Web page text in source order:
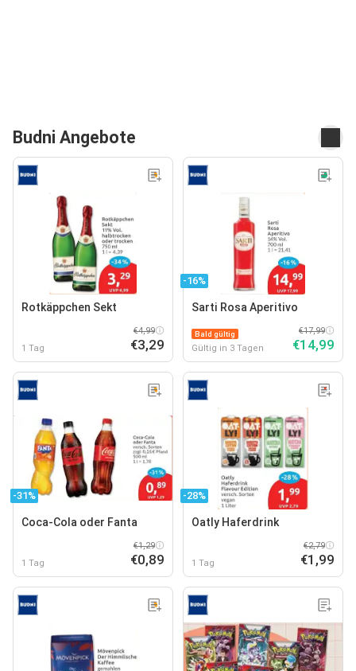
Budni Angebote
Rotkäppchen Sekt
1 Tag
€4,99
€3,29
-16%
Sarti Rosa Aperitivo
Bald gültig
Gültig in 3 Tagen
€17,99
€14,99
-31%
Coca-Cola oder Fanta
1 Tag
€1,29
€0,89
-28%
Oatly Haferdrink
1 Tag
€2,79
€1,99